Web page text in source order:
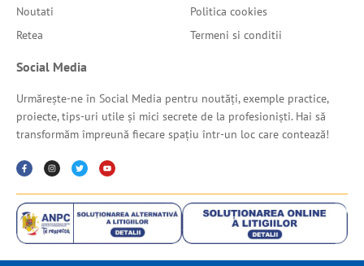
Noutati
Retea
Politica cookies
Termeni si conditii
Social Media
Urmărește-ne în Social Media pentru noutăți, exemple practice,
proiecte, tips-uri utile și mici secrete de la profesioniști. Hai să
transformăm împreună fiecare spațiu într-un loc care contează!